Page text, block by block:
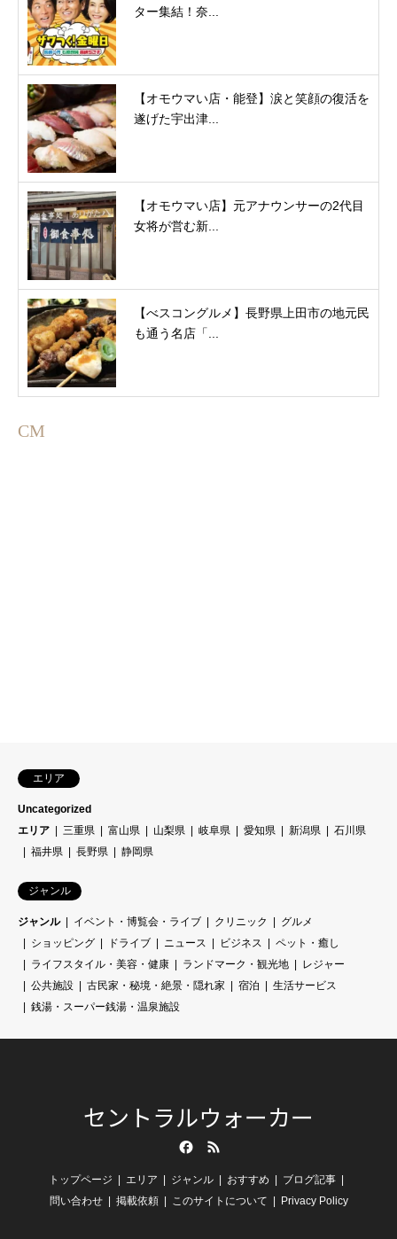
ター集結！奈...
【オモウマい店・能登】涙と笑顔の復活を
遂げた宇出津...
【オモウマい店】元アナウンサーの2代目
女将が営む新...
【べスコングルメ】長野県上田市の地元民
も通う名店「...
CM
エリア
Uncategorized
エリア
三重県 富山県 山梨県 岐阜県 愛知県 新潟県
石川県
福井県
長野県 静岡県
ジャンル
ジャンル イベント・博覧会・ライブ クリニック
グルメ
ショッピング
ドライブ ニュース ビジネス
ペット・癒し
ライフスタイル・美容・健康
ランドマーク・観光地
レジャー
公共施設
古民家・秘境・絶景・隠れ家 宿泊
生活サービス
銭湯・スーパー銭湯・温泉施設
セントラルウォーカー
トップページ エリア ジャンル おすすめ
ブログ記事
問い合わせ
掲載依頼 このサイトについて Privacy Policy